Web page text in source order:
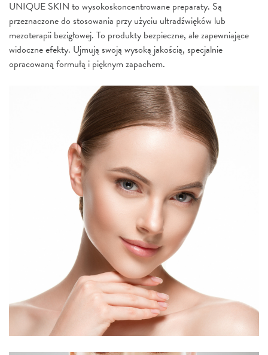
UNIQUE SKIN to wysokoskoncentrowane preparaty. Są
przeznaczone do stosowania przy użyciu ultradźwięków lub
mezoterapii bezigłowej. To produkty bezpieczne, ale zapewniające
widoczne efekty. Ujmują swoją wysoką jakością, specjalnie
opracowaną formułą i pięknym zapachem.